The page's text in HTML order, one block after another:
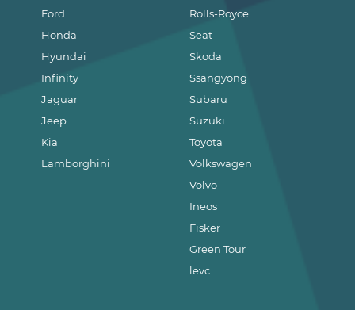
Ford
Honda
Hyundai
Infinity
Jaguar
Jeep
Kia
Lamborghini
Rolls-Royce
Seat
Skoda
Ssangyong
Subaru
Suzuki
Toyota
Volkswagen
Volvo
Ineos
Fisker
Green Tour
levc